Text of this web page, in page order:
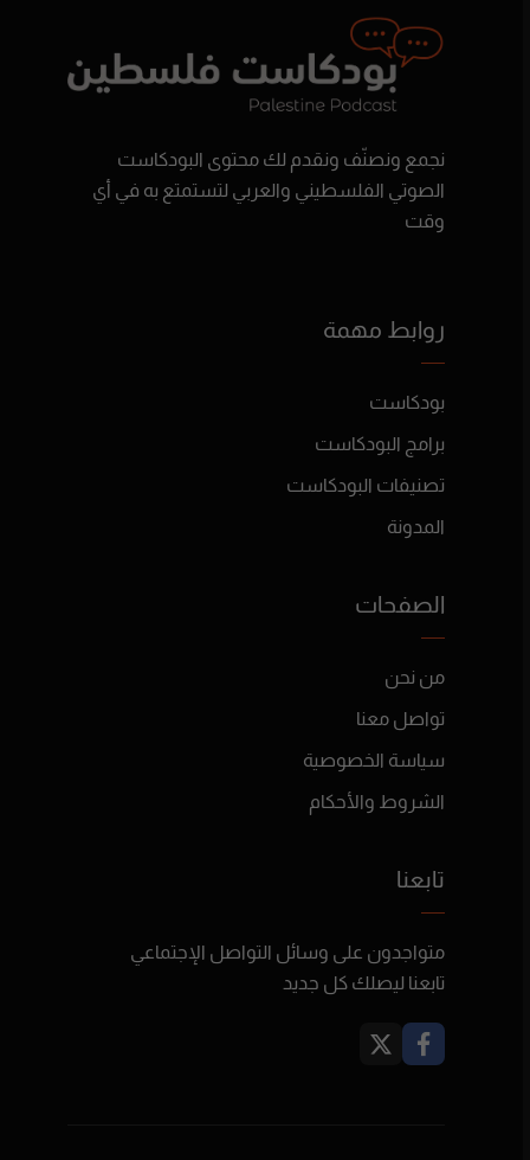
نجمع ونصنّف ونقدم لك محتوى البودكاست
الصوتي الفلسطيني والعربي لتستمتع به في أي
وقت
روابط مهمة
بودكاست
برامج البودكاست
تصنيفات البودكاست
المدونة
الصفحات
من نحن
تواصل معنا
سياسة الخصوصية
الشروط والأحكام
تابعنا
متواجدون على وسائل التواصل الإجتماعي
تابعنا ليصلك كل جديد